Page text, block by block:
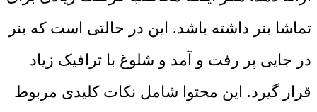
تماشا بنر داشته باشد. این در حالتی است که بنر
در جایی پر رفت و آمد و شلوغ با ترافیک زیاد
قرار گیرد. این محتوا شامل نکات کلیدی مربوط